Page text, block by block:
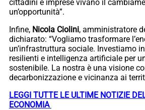
cittadini e imprese vivano il
un’opportunità”.
Infine, Nicola Ciolini, amministratore
dichiarato: “Vogliamo trasformare
un’infrastruttura sociale. Investiamo
resilienti e intelligenza artificiale per
sostenibile. La nostra è una visione
decarbonizzazione e vicinanza ai
LEGGI TUTTE LE ULTIME NOTIZIE
ECONOMIA